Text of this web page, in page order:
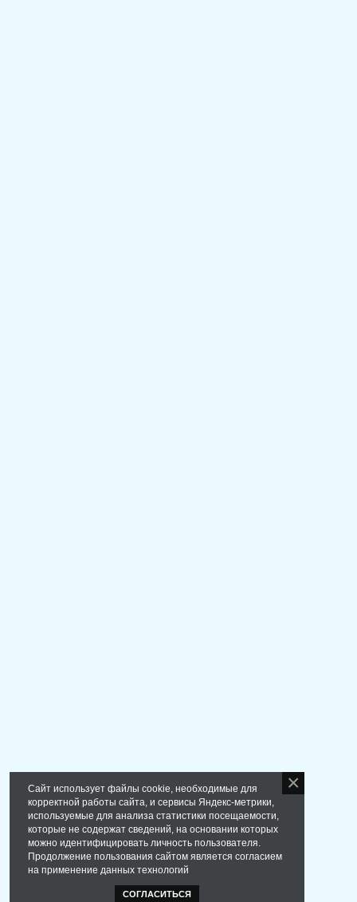
Сайт использует файлы cookie, необходимые для
корректной работы сайта, и сервисы Яндекс-метрики,
используемые для анализа статистики посещаемости,
которые не содержат сведений, на основании которых
можно идентифицировать личность пользователя.
Продолжение пользования сайтом является согласием
на применение данных технологий
СОГЛАСИТЬСЯ